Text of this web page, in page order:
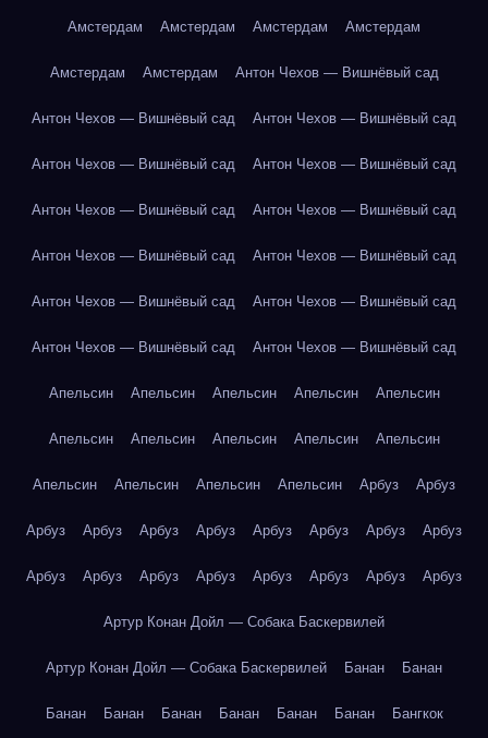
Амстердам Амстердам Амстердам Амстердам
Амстердам Амстердам Антон Чехов — Вишнёвый сад
Антон Чехов — Вишнёвый сад Антон Чехов — Вишнёвый сад
Антон Чехов — Вишнёвый сад Антон Чехов — Вишнёвый сад
Антон Чехов — Вишнёвый сад Антон Чехов — Вишнёвый сад
Антон Чехов — Вишнёвый сад Антон Чехов — Вишнёвый сад
Антон Чехов — Вишнёвый сад Антон Чехов — Вишнёвый сад
Антон Чехов — Вишнёвый сад Антон Чехов — Вишнёвый сад
Апельсин Апельсин Апельсин Апельсин Апельсин
Апельсин Апельсин Апельсин Апельсин Апельсин
Апельсин Апельсин Апельсин Апельсин Арбуз Арбуз
Арбуз Арбуз Арбуз Арбуз Арбуз Арбуз Арбуз Арбуз
Арбуз Арбуз Арбуз Арбуз Арбуз Арбуз Арбуз Арбуз
Артур Конан Дойл — Собака Баскервилей
Артур Конан Дойл — Собака Баскервилей Банан Банан
Банан Банан Банан Банан Банан Банан Бангкок